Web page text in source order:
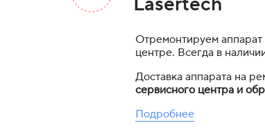
Отремонтируем
центре. Всегда в
Доставка аппарата на
сервисного центра и
Подробнее